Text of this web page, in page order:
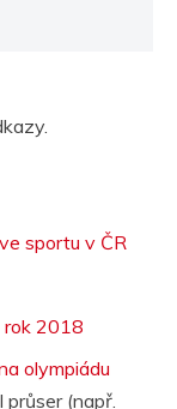
sportu v ČR
rok 2018
olympiádu
(např.